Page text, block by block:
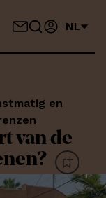
NL
en
van de